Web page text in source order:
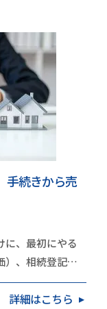
手続きから売
に、最初にやる
）、相続登記
の判断基準、
詳細はこちら